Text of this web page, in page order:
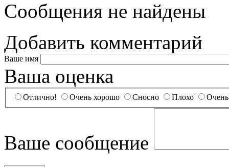
Сообщения не найдены
Добавить комментарий
Ваше имя
Ваша оценка
Отлично! Очень хорошо Сносно Плохо
Ваше сообщение